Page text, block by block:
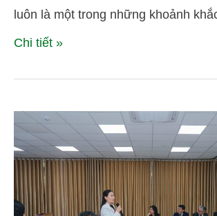
luôn là một trong những khoảnh
Chi tiết »